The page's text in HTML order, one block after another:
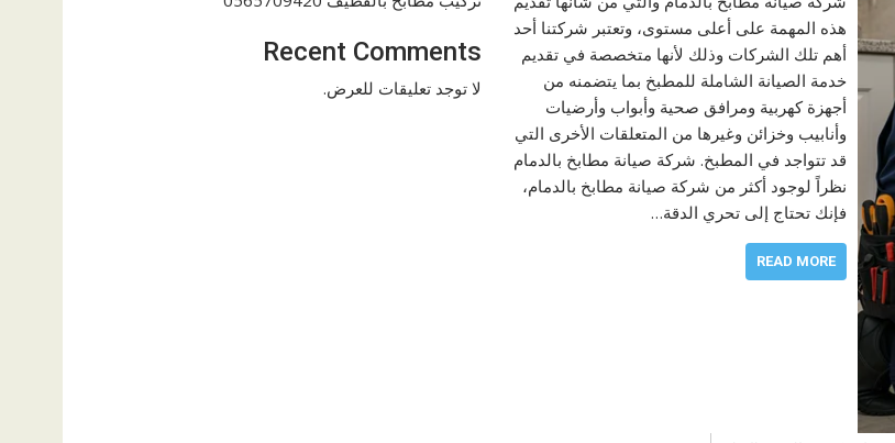
هذه المهمة على أعلى مستوى، وتعتبر شركتنا أحد
أهم تلك الشركات وذلك لأنها متخصصة في تقديم
خدمة الصيانة الشاملة للمطبخ بما يتضمنه من
أجهزة كهربية ومرافق صحية وأبواب وأرضيات
وأنابيب وخزائن وغيرها من المتعلقات الأخرى التي
قد تتواجد في المطبخ. شركة صيانة مطابخ بالدمام
نظراً لوجود أكثر من شركة صيانة مطابخ بالدمام،
فإنك تحتاج إلى تحري الدقة…
READ MORE
Recent Comments
لا توجد تعليقات للعرض.